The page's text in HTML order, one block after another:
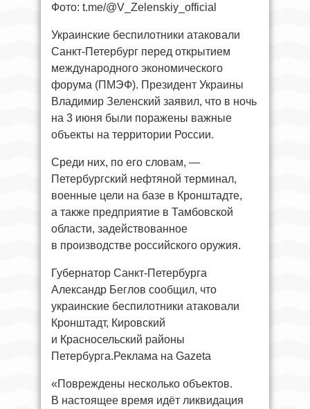
Фото: t.me/@V_Zelenskiy_official
Украинские беспилотники атаковали
Санкт-Петербург перед открытием
международного экономического
форума (ПМЭФ). Президент Украины
Владимир Зеленский заявил, что в ночь
на 3 июня были поражены важные
объекты на территории России.
Среди них, по его словам, —
Петербургский нефтяной терминал,
военные цели на базе в Кронштадте,
а также предприятие в Тамбовской
области, задействованное
в производстве российского оружия.
Губернатор Санкт-Петербурга
Александр Беглов сообщил, что
украинские беспилотники атаковали
Кронштадт, Кировский
и Красносельский районы
Петербурга.Реклама на Gazeta
«Повреждены несколько объектов.
В настоящее время идёт ликвидация